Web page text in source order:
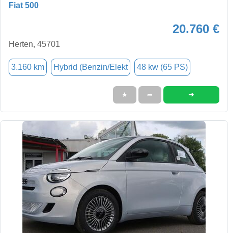
Fiat 500
20.760 €
Herten, 45701
3.160 km Hybrid (Benzin/Elekt 48 kw (65 PS)
★ ➦ ➜